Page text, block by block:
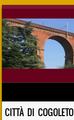
Skip to content
CITTÀ DI